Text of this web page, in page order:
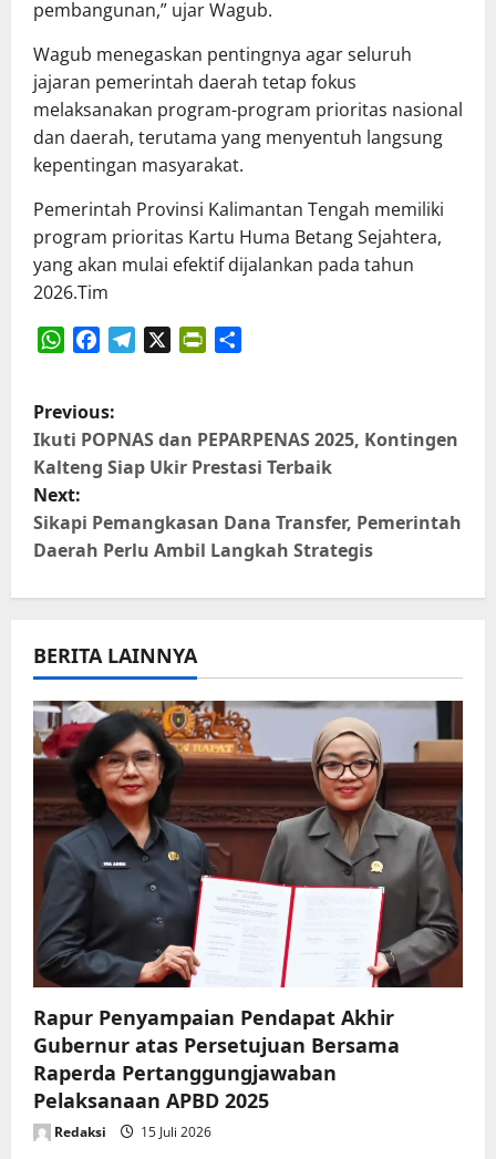
pembangunan,” ujar Wagub.
Wagub menegaskan pentingnya agar seluruh
jajaran pemerintah daerah tetap fokus
melaksanakan program-program prioritas nasional
dan daerah, terutama yang menyentuh langsung
kepentingan masyarakat.
Pemerintah Provinsi Kalimantan Tengah memiliki
program prioritas Kartu Huma Betang Sejahtera,
yang akan mulai efektif dijalankan pada tahun
2026.Tim
P
o
s
t
n
v
i
g
a
t
i
o
n
Previous:
Ikuti POPNAS dan PEPARPENAS 2025, Kontingen
Kalteng Siap Ukir Prestasi Terbaik
Next:
Sikapi Pemangkasan Dana Transfer, Pemerintah
Daerah Perlu Ambil Langkah Strategis
BERITA LAINNYA
Rapur Penyampaian Pendapat Akhir
Gubernur atas Persetujuan Bersama
Raperda Pertanggungjawaban
Pelaksanaan APBD 2025
Redaksi 15 Juli 2026